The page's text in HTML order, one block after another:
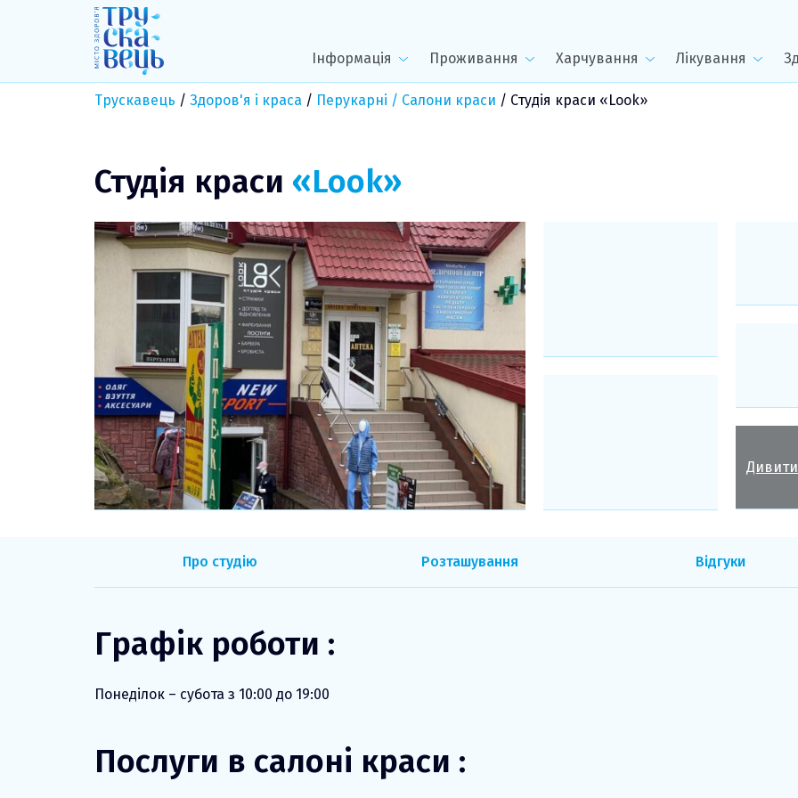
Інформація Проживання Харчування Лікування
Трускавець / Здоров'я і краса / Перукарні / Салони краси / Студія краси «Look»
Студія краси «Look»
Про студію Розташування Відгуки
Графік роботи :
Понеділок – субота з 10:00 до 19:00
Послуги в салоні краси :